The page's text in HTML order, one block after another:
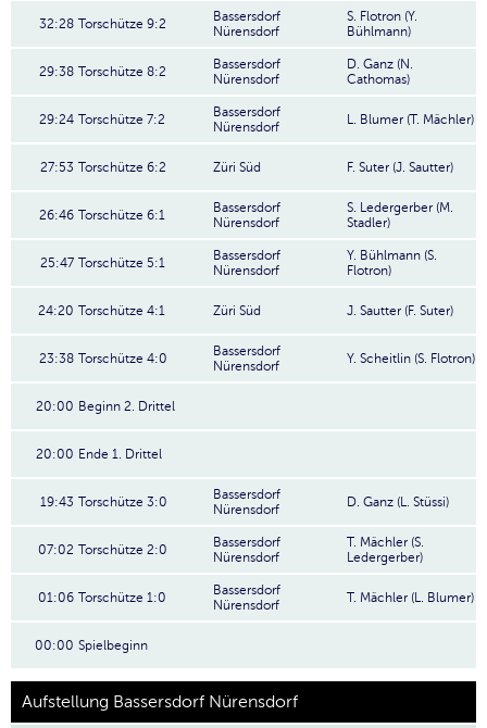
32:28 Torschütze 9:2
Bassersdorf
Nürensdorf
S. Flotron (Y.
Bühlmann)
29:38 Torschütze 8:2
Bassersdorf
Nürensdorf
D. Ganz (N.
Cathomas)
29:24 Torschütze 7:2
Bassersdorf
Nürensdorf
L. Blumer (T. Mächler)
27:53 Torschütze 6:2 Züri Süd F. Suter (J. Sautter)
26:46 Torschütze 6:1
Bassersdorf
Nürensdorf
S. Ledergerber (M.
Stadler)
25:47 Torschütze 5:1
Bassersdorf
Nürensdorf
Y. Bühlmann (S.
Flotron)
24:20 Torschütze 4:1 Züri Süd J. Sautter (F. Suter)
23:38 Torschütze 4:0
Bassersdorf
Nürensdorf
Y. Scheitlin (S. Flotron)
20:00 Beginn 2. Drittel
20:00 Ende 1. Drittel
19:43 Torschütze 3:0
Bassersdorf
Nürensdorf
D. Ganz (L. Stüssi)
07:02 Torschütze 2:0
Bassersdorf
Nürensdorf
T. Mächler (S.
Ledergerber)
01:06 Torschütze 1:0
Bassersdorf
Nürensdorf
T. Mächler (L. Blumer)
00:00 Spielbeginn
Aufstellung Bassersdorf Nürensdorf